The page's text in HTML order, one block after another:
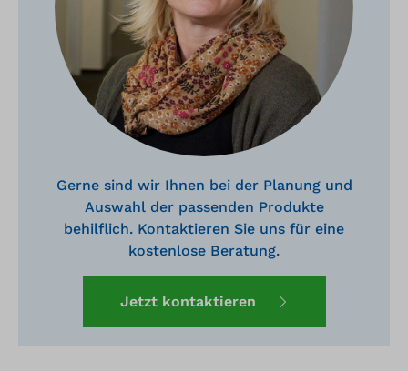
Gerne sind wir Ihnen bei der Planung und
Auswahl der passenden Produkte
behilflich. Kontaktieren Sie uns für eine
kostenlose Beratung.
Jetzt kontaktieren